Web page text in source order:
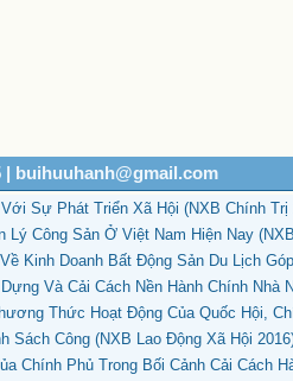
| buihuuhanh@gmail.com
Sự Phát Triển Xã Hội (NXB Chính
Lý Công Sản Ở Việt Nam Hiện Nay
Kinh Doanh Bất Động Sản Du Lịch
Và Cải Cách Nền Hành Chính Nhà
Thức Hoạt Động Của Quốc Hội,
Sách Công (NXB Lao Động Xã Hội
Chính Phủ Trong Bối Cảnh Cải Cách